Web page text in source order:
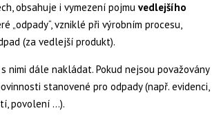
obsahuje i vymezení pojmu vedlejšího
„odpady“, vzniklé při výrobním procesu,
(za vedlejší produkt).
nimi dále nakládat. Pokud nejsou považovány
stanovené pro odpady (např. evidenci,
povolení ...).